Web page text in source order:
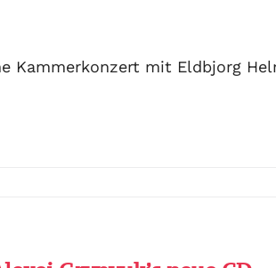
Kammerkonzert mit Eldbjorg